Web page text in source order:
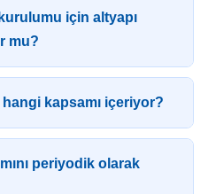
için altyapı
mu?
kapsamı içeriyor?
periyodik olarak